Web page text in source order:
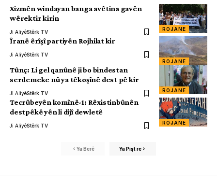
ROJANE
Xizmên windayan banga avêtina gavên
wêrektir kirin
Ji AliyêStêrk TV
ROJANE
Îranê êrîşî partiyên Rojhilat kir
Ji AliyêStêrk TV
ROJANE
Tûnç: Li gel qanûnê ji bo bindestan
serdemeke nû ya têkoşînê dest pê kir
Ji AliyêStêrk TV
ROJANE
Tecrûbeyên komînê-1: Rêxistinbûnên
destpêkê yên li dijî dewletê
Ji AliyêStêrk TV
Ya Berê Ya Pişt re